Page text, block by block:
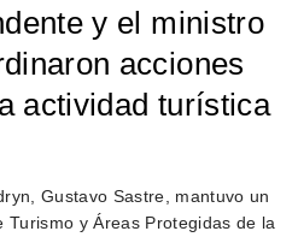
y el ministro
acciones
actividad turística
Gustavo Sastre, mantuvo un
y Áreas Protegidas de la